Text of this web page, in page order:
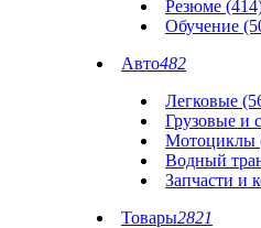
Резюме
Обучение
Авто482
Легковые
Грузовые и
Мотоциклы
Водный
Запчасти и
Товары2821